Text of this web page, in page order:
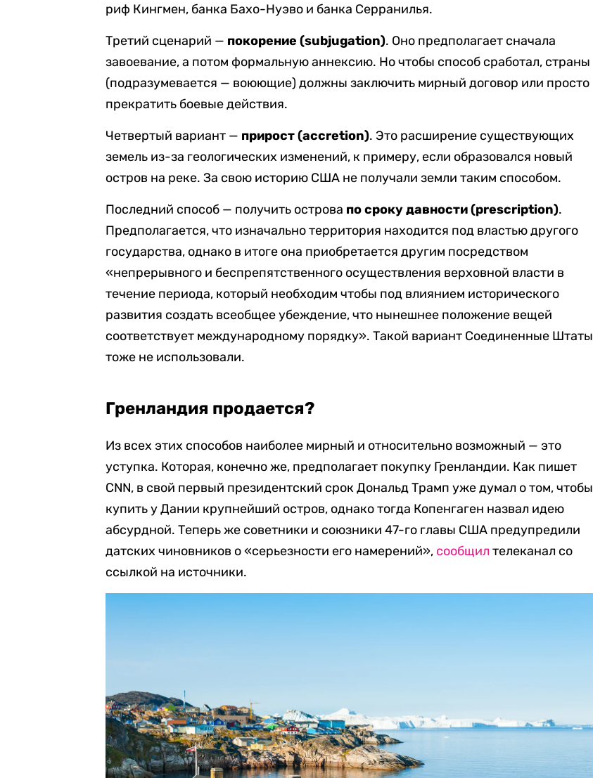
риф Кингмен, банка Бахо-Нуэво и банка Серранилья.
Третий сценарий — покорение (subjugation). Оно предполагает сначала
завоевание, а потом формальную аннексию. Но чтобы способ сработал, страны
(подразумевается — воюющие) должны заключить мирный договор или просто
прекратить боевые действия.
Четвертый вариант — прирост (accretion). Это расширение существующих
земель из-за геологических изменений, к примеру, если образовался новый
остров на реке. За свою историю США не получали земли таким способом.
Последний способ — получить острова по сроку давности (prescription).
Предполагается, что изначально территория находится под властью другого
государства, однако в итоге она приобретается другим посредством
«непрерывного и беспрепятственного осуществления верховной власти в
течение периода, который необходим чтобы под влиянием исторического
развития создать всеобщее убеждение, что нынешнее положение вещей
соответствует международному порядку». Такой вариант Соединенные Штаты
тоже не использовали.
Гренландия продается?
Из всех этих способов наиболее мирный и относительно возможный — это
уступка. Которая, конечно же, предполагает покупку Гренландии. Как пишет
CNN, в свой первый президентский срок Дональд Трамп уже думал о том, чтобы
купить у Дании крупнейший остров, однако тогда Копенгаген назвал идею
абсурдной. Теперь же советники и союзники 47-го главы США предупредили
датских чиновников о «серьезности его намерений», сообщил телеканал со
ссылкой на источники.